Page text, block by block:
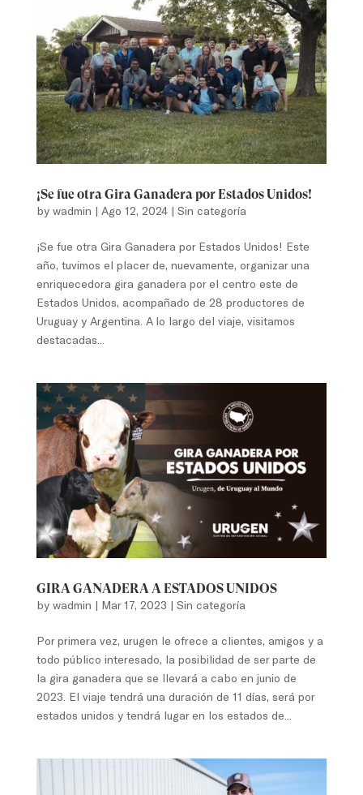
¡Se fue otra Gira Ganadera por Estados Unidos!
by wadmin | Ago 12, 2024| Sin categoría
¡Se fue otra Gira Ganadera por Estados Unidos! Este
año, tuvimos el placer de, nuevamente, organizar una
enriquecedora gira ganadera por el centro este de
Estados Unidos, acompañado de 28 productores de
Uruguay y Argentina. A lo largo del viaje, visitamos
destacadas...
GIRA GANADERA A ESTADOS UNIDOS
by wadmin | Mar 17, 2023 | Sin categoría
Por primera vez, urugen le ofrece a clientes, amigos y a
todo público interesado, la posibilidad de ser parte de
la gira ganadera que se llevará a cabo en junio de
2023. El viaje tendrá una duración de 11 días, será por
estados unidos y tendrá lugar en los estados de...